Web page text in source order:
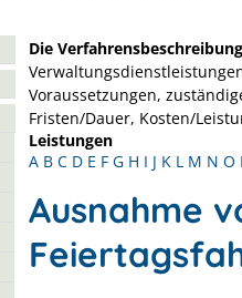
Die
Voraussetzungen,
Fristen/Dauer, Kosten/
Leistungen
A B C D E F G H I J K L M N O
Ausnahme